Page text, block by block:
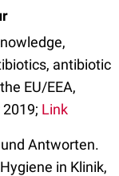
antibiotic
EU/EEA,
Link
Antworten.
in Klinik,